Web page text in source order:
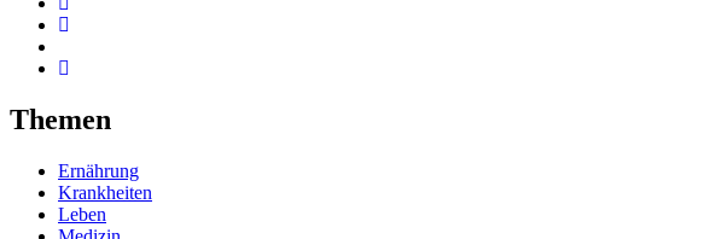
Themen
Ernährung
Krankheiten
Leben